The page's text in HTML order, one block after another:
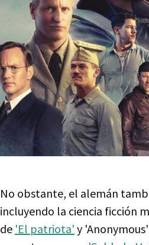
No obstante, el alemán
incluyendo la ciencia ficción
de 'El patriota' y